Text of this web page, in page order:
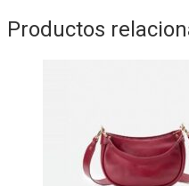
Productos